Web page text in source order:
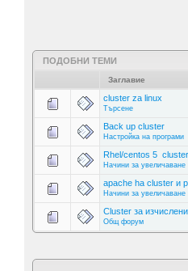
ПОДОБНИ ТЕМИ
Заглавие
cluster za linux
Търсене
Back up cluster
Настройка на програми
Rhel/centos 5 cluster
Начини за увеличаване
apache ha cluster и
Начини за увеличаване
Cluster за
Общ форум